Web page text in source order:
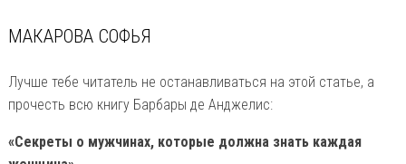
МАКАРОВА СОФЬЯ
Лучше тебе читатель не останавливаться на этой статье, а
прочесть всю книгу Барбары де Анджелис:
«Секреты о мужчинах, которые должна знать каждая